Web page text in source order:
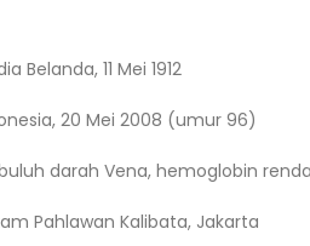
Belanda, 11 Mei 1912
20 Mei 2008 (umur 96)
darah Vena, hemoglobin
Pahlawan Kalibata, Jakarta